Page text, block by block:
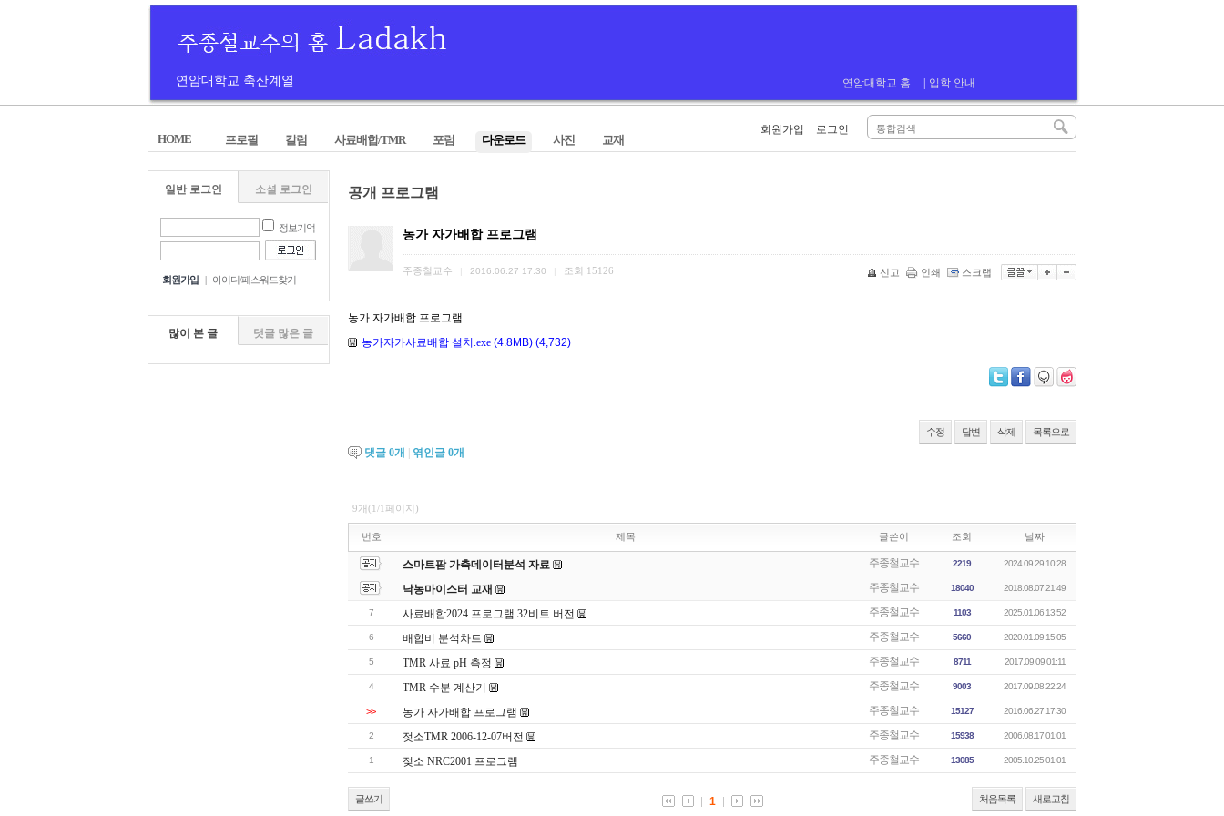
연암대학교 축산계열 연암대학교 홈 입학 안내
회원가입 로그인
HOME 프로필 칼럼 사료배합/TMR 포럼 다운로드 사진 교재
일반 로그인 소셜 로그인
정보기억
회원가입 | 아이디/패스워드찾기
많이 본 글 댓글 많은 글
공개 프로그램
농가 자가배합 프로그램
주종철교수 2016.06.27 17:30 조회 15126 신고 인쇄 스크랩
농가 자가배합 프로그램
농가자가사료배합 설치.exe (4.8MB) (4,732)
수정 답변 삭제 목록으로
댓글 0개 엮인글 0개
9개(1/1페이지)
번호 제목 글쓴이 조회 날짜
스마트팜 가축데이터분석 자료 주종철교수 2219 2024.09.29 10:28
낙농마이스터 교재 주종철교수 18040 2018.08.07 21:49
7 사료배합2024 프로그램 32비트 버전 주종철교수 1103 2025.01.06 13:52
6 배합비 분석차트 주종철교수 5660 2020.01.09 15:05
5 TMR 사료 pH 측정 주종철교수 8711 2017.09.09 01:11
4 TMR 수분 계산기 주종철교수 9003 2017.09.08 22:24
>> 농가 자가배합 프로그램 주종철교수 15127 2016.06.27 17:30
2 젖소TMR 2006-12-07버전 주종철교수 15938 2006.08.17 01:01
1 젖소 NRC2001 프로그램 주종철교수 13085 2005.10.25 01:01
글쓰기 처음목록 새로고침
1